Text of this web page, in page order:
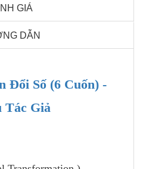
GIÁ
DẪN
Đổi Số (6 Cuốn) -
Tác Giả